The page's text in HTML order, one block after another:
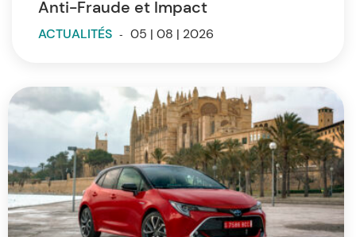
Anti-Fraude et Impact
ACTUALITÉS - 05 | 08 | 2026